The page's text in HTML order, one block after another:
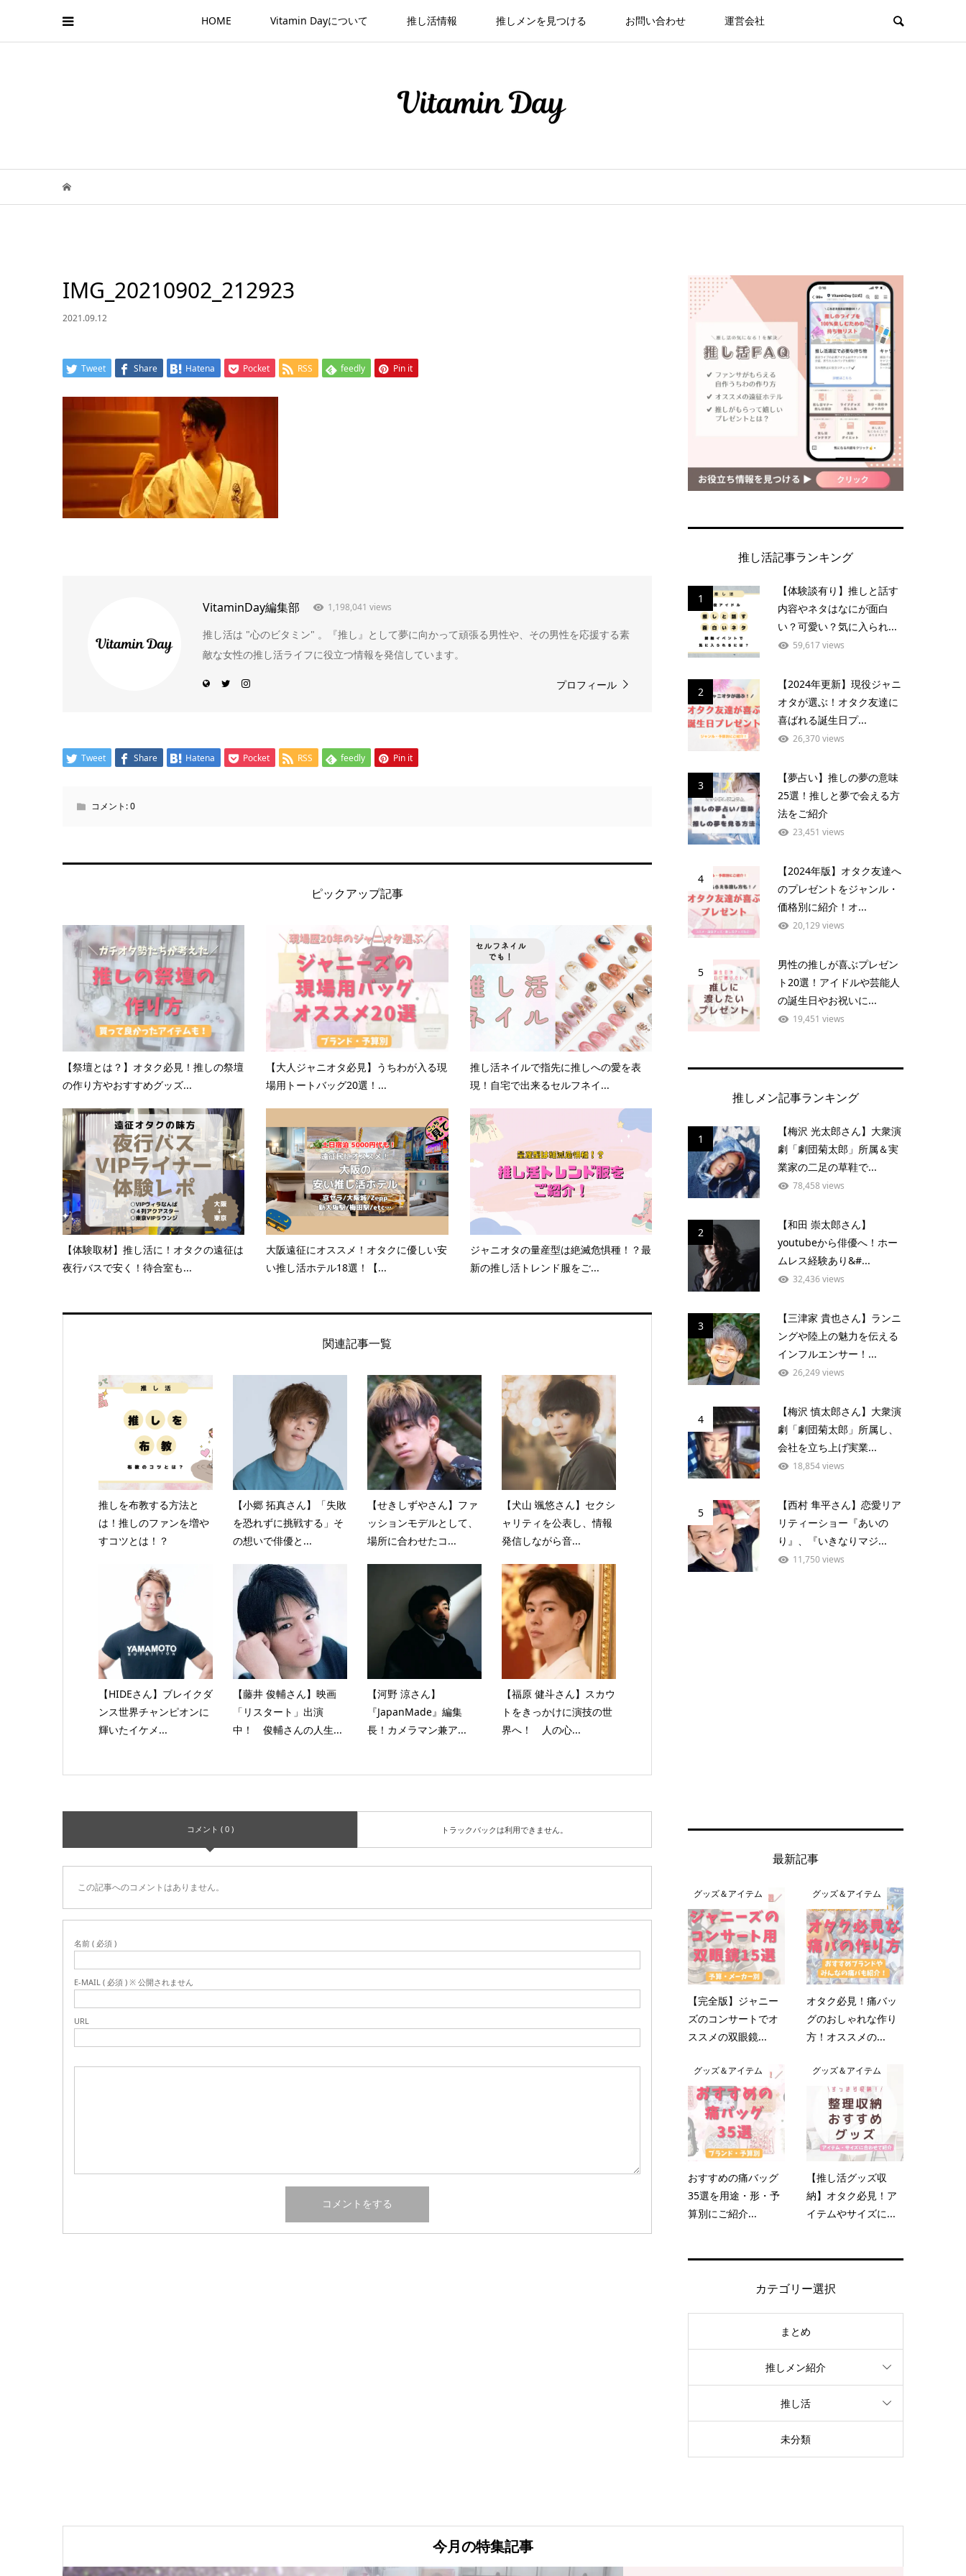
HOME Vitamin Dayについて 推し活情報 推しメンを見つける お問い合わせ 運営会社
IMG_20210902_212923
2021.09.12
Tweet Share Hatena Pocket RSS feedly Pin it
VitaminDay編集部 1,198,041 views
推し活は "心のビタミン" 。『推し』として夢に向かって頑張る男性や、その男性を応援する素
敵な女性の推し活ライフに役立つ情報を発信しています。
プロフィール
Tweet Share Hatena Pocket RSS feedly Pin it
コメント:0
ピックアップ記事
【祭壇とは？】オタク必見！推しの祭壇
の作り方やおすすめグッズ...
【大人ジャニオタ必見】うちわが入る現
場用トートバッグ20選！...
推し活ネイルで指先に推しへの愛を表
現！自宅で出来るセルフネイ...
【体験取材】推し活に！オタクの遠征は
夜行バスで安く！待合室も...
大阪遠征にオススメ！オタクに優しい安
い推し活ホテル18選！【...
ジャニオタの量産型は絶滅危惧種！？最
新の推し活トレンド服をご...
関連記事一覧
推しを布教する方法と
は！推しのファンを増や
すコツとは！？
【小郷 拓真さん】「失敗
を恐れずに挑戦する」そ
の想いで俳優と...
【せきしずやさん】ファ
ッションモデルとして、
場所に合わせたコ...
【犬山 颯悠さん】セクシ
ャリティを公表し、情報
発信しながら音...
【HIDEさん】ブレイクダ
ンス世界チャンピオンに
輝いたイケメ...
【藤井 俊輔さん】映画
「リスタート」出演
中！ 俊輔さんの人生...
【河野 涼さん】
『JapanMade』編集
長！カメラマン兼ア...
【福原 健斗さん】スカウ
トをきっかけに演技の世
界へ！ 人の心...
コメント ( 0 ) トラックバックは利用できません。
この記事へのコメントはありません。
名前 ( 必須 )
E-MAIL ( 必須 ) ※ 公開されません
URL
推し活記事ランキング
1
【体験談有り】推しと話す
内容やネタはなにが面白
い？可愛い？気に入られ...
59,617 views
2
【2024年更新】現役ジャニ
オタが選ぶ！オタク友達に
喜ばれる誕生日プ...
26,370 views
3
【夢占い】推しの夢の意味
25選！推しと夢で会える方
法をご紹介
23,451 views
4
【2024年版】オタク友達へ
のプレゼントをジャンル・
価格別に紹介！オ...
20,129 views
5
男性の推しが喜ぶプレゼン
ト20選！アイドルや芸能人
の誕生日やお祝いに...
19,451 views
推しメン記事ランキング
1
【梅沢 光太郎さん】大衆演
劇「劇団菊太郎」所属＆実
業家の二足の草鞋で...
78,458 views
2
【和田 崇太郎さん】
youtubeから俳優へ！ホー
ムレス経験あり&#...
32,436 views
3
【三津家 貴也さん】ランニ
ングや陸上の魅力を伝える
インフルエンサー！...
26,249 views
4
【梅沢 慎太郎さん】大衆演
劇「劇団菊太郎」所属し、
会社を立ち上げ実業...
18,854 views
5
【西村 隼平さん】恋愛リア
リティーショー『あいの
り』、『いきなりマジ...
11,750 views
最新記事
グッズ＆アイテム
【完全版】ジャニー
ズのコンサートでオ
ススメの双眼鏡...
グッズ＆アイテム
オタク必見！痛バッ
グのおしゃれな作り
方！オススメの...
グッズ＆アイテム
おすすめの痛バッグ
35選を用途・形・予
算別にご紹介...
グッズ＆アイテム
【推し活グッズ収
納】オタク必見！ア
イテムやサイズに...
カテゴリー選択
まとめ
推しメン紹介
推し活
未分類
今月の特集記事